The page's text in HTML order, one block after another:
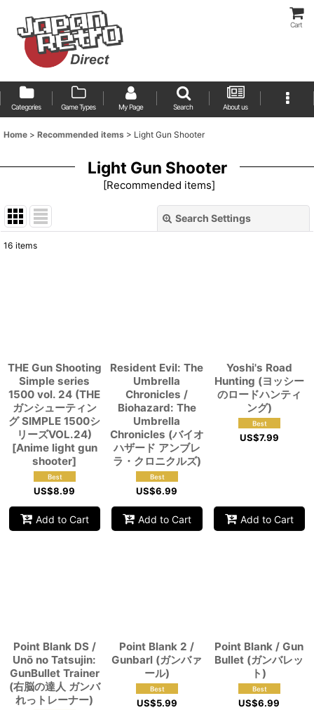
Cart
Categories Game Types My Page Search About us
Home > Recommended items > Light Gun Shooter
Light Gun Shooter
[Recommended items]
Search Settings
16 items
THE Gun Shooting
Simple series
1500 vol. 24 (THE
ガンシューティン
グ SIMPLE 1500シ
リーズVOL.24)
[Anime light gun
shooter]
US$8.99
Add to Cart
Resident Evil: The
Umbrella
Chronicles /
Biohazard: The
Umbrella
Chronicles (バイオ
ハザード アンブレ
ラ・クロニクルズ)
US$6.99
Add to Cart
Yoshi's Road
Hunting (ヨッシー
のロードハンティ
ング)
US$7.99
Add to Cart
Point Blank DS /
Unō no Tatsujin:
GunBullet Trainer
(右脳の達人 ガンバ
れっトレーナー)
Point Blank 2 /
Gunbarl (ガンバァ
ール)
US$5.99
Point Blank / Gun
Bullet (ガンバレッ
ト)
US$6.99